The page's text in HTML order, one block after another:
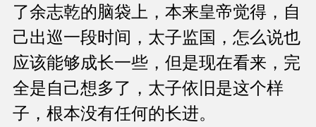
了余志乾的脑袋上，本来皇帝觉得，自
己出巡一段时间，太子监国，怎么说也
应该能够成长一些，但是现在看来，完
全是自己想多了，太子依旧是这个样
子，根本没有任何的长进。